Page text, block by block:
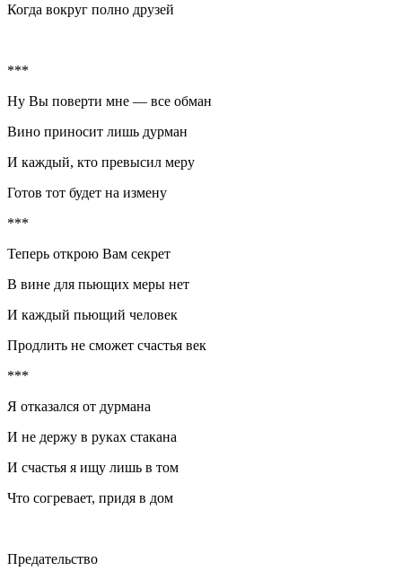
Когда вокруг полно друзей
***
Ну Вы поверти мне — все обман
Вино приносит лишь дурман
И каждый, кто превысил меру
Готов тот будет на измену
***
Теперь открою Вам секрет
В вине для пьющих меры нет
И каждый пьющий человек
Продлить не сможет счастья век
***
Я отказался от дурмана
И не держу в руках стакана
И счастья я ищу лишь в том
Что согревает, придя в дом
Предательство